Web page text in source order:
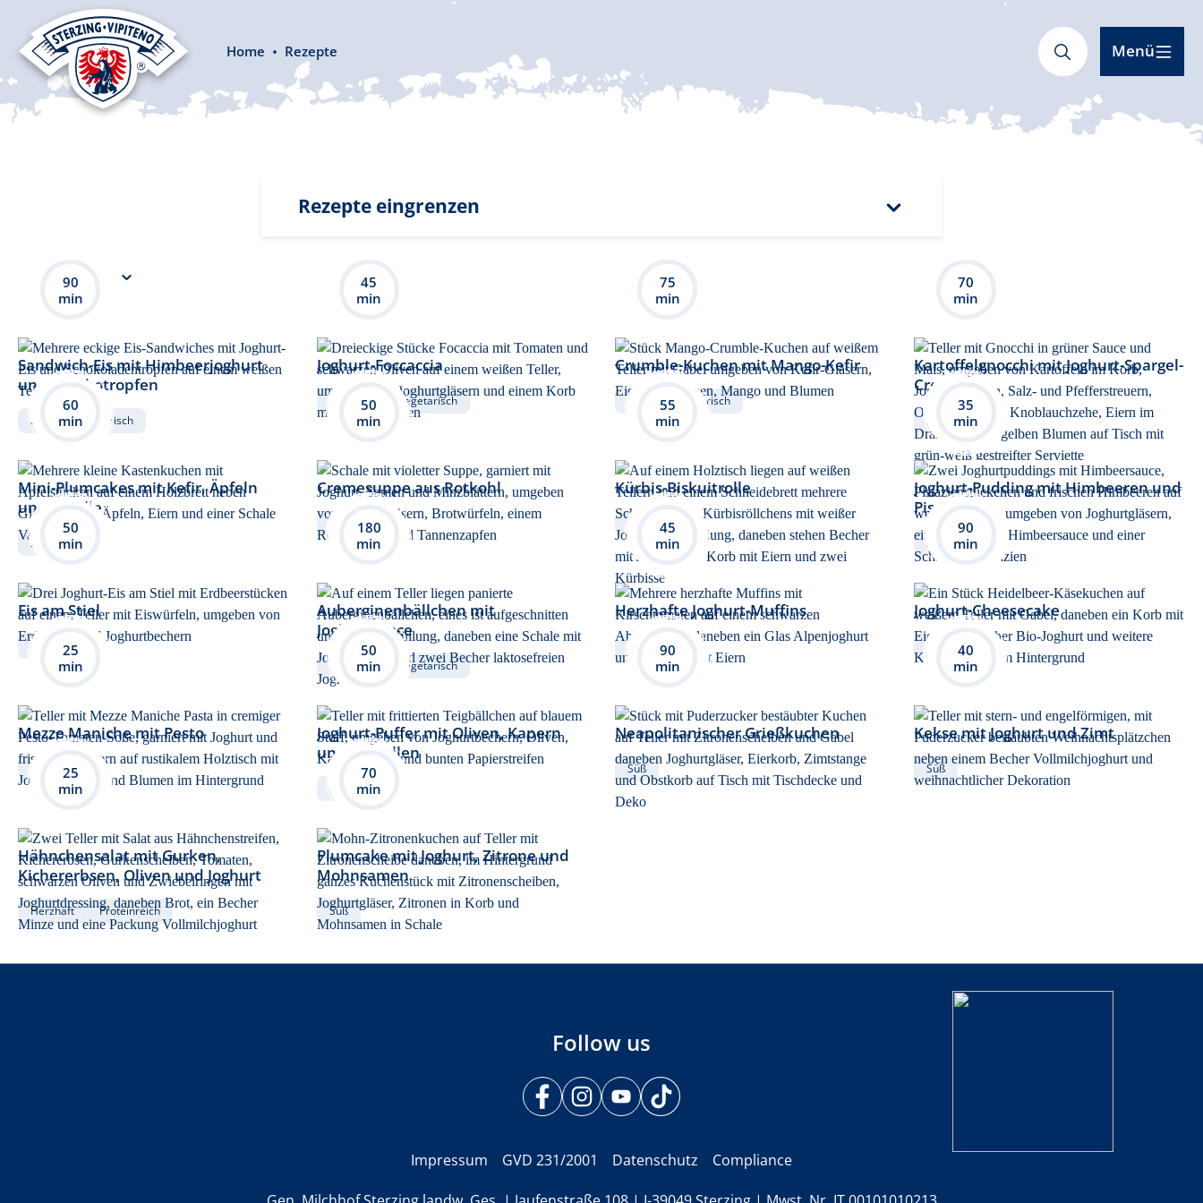
Zur Hauptnavigation springen
Home Rezepte Menü
Eigenschaft
Rezepte eingrenzen
90
min
Sandwich-Eis mit Himbeerjoghurt
und Schokotropfen
Süß Vegetarisch
45
min
Joghurt-Foccaccia
Herzhaft Vegetarisch
75
min
Crumble-Kuchen mit Mango-Kefir
Vegetarisch
70
min
Kartoffelgnocchi mit Joghurt-Spargel-
Creme
Herzhaft
60
min
Mini-Plumcakes mit Kefir, Äpfeln
und Vanille
Süß
50
min
Cremesuppe aus Rotkohl
Herzhaft
55
min
Kürbis-Biskuitrolle
35
min
Joghurt-Pudding mit Himbeeren und
Pistazien
Süß
50
min
Eis am Stiel
180
min
Auberginenbällchen mit
Joghurtsauce
Herzhaft Vegetarisch
45
min
Herzhafte Joghurt-Muffins
Herzhaft
90
min
Joghurt-Cheesecake
25
min
Mezze Maniche mit Pesto
Herzhaft
50
min
Joghurt-Puffer mit Oliven, Kapern
und Sardellen
Herzhaft
90
min
Neapolitanischer Grießkuchen
Süß
40
min
Kekse mit Joghurt und Zimt
Süß
25
min
Hähnchensalat mit Gurken,
Kichererbsen, Oliven und Joghurt
Herzhaft Proteinreich
70
min
Plumcake mit Joghurt, Zitrone und
Mohnsamen
Süß
Follow us
Impressum GVD 231/2001 Datenschutz Compliance